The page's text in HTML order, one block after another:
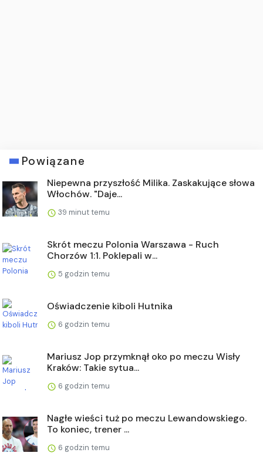
Powiązane
Niepewna przyszłość Milika. Zaskakujące słowa
Włochów. "Daje...
39 minut temu
Skrót meczu Polonia Warszawa - Ruch
Chorzów 1:1. Poklepali w...
5 godzin temu
Oświadczenie kiboli Hutnika
6 godzin temu
Mariusz Jop przymknął oko po meczu Wisły
Kraków: Takie sytua...
6 godzin temu
Nagłe wieści tuż po meczu Lewandowskiego.
To koniec, trener ...
6 godzin temu